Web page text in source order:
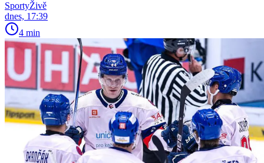
SportyŽivě
dnes, 17:39
4 min